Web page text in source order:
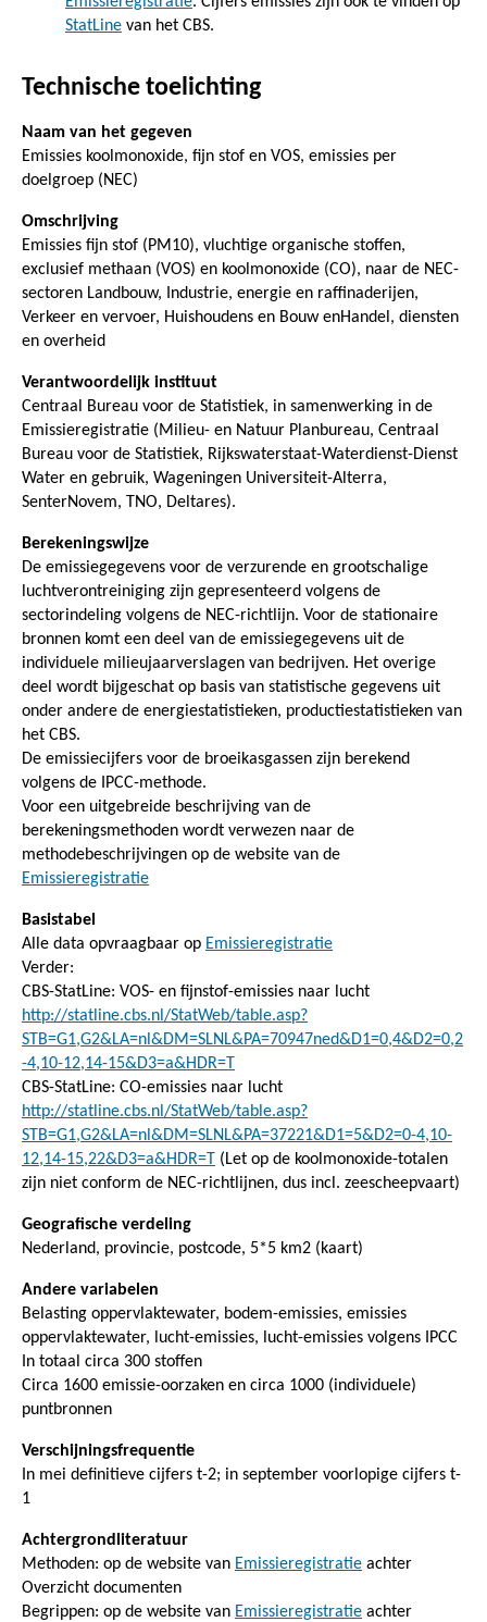
StatLine van het CBS.
Technische toelichting
Naam van het gegeven
Emissies koolmonoxide, fijn stof en VOS, emissies per
doelgroep (NEC)
Omschrijving
Emissies fijn stof (PM10), vluchtige organische stoffen,
exclusief methaan (VOS) en koolmonoxide (CO), naar de NEC-
sectoren Landbouw, Industrie, energie en raffinaderijen,
Verkeer en vervoer, Huishoudens en Bouw enHandel, diensten
en overheid
Verantwoordelijk instituut
Centraal Bureau voor de Statistiek, in samenwerking in de
Emissieregistratie (Milieu- en Natuur Planbureau, Centraal
Bureau voor de Statistiek, Rijkswaterstaat-Waterdienst-Dienst
Water en gebruik, Wageningen Universiteit-Alterra,
SenterNovem, TNO, Deltares).
Berekeningswijze
De emissiegegevens voor de verzurende en grootschalige
luchtverontreiniging zijn gepresenteerd volgens de
sectorindeling volgens de NEC-richtlijn. Voor de stationaire
bronnen komt een deel van de emissiegegevens uit de
individuele milieujaarverslagen van bedrijven. Het overige
deel wordt bijgeschat op basis van statistische gegevens uit
onder andere de energiestatistieken, productiestatistieken van
het CBS.
De emissiecijfers voor de broeikasgassen zijn berekend
volgens de IPCC-methode.
Voor een uitgebreide beschrijving van de
berekeningsmethoden wordt verwezen naar de
methodebeschrijvingen op de website van de
Emissieregistratie
Basistabel
Alle data opvraagbaar op Emissieregistratie
Verder:
CBS-StatLine: VOS- en fijnstof-emissies naar lucht
http://statline.cbs.nl/StatWeb/table.asp?
STB=G1,G2&LA=nl&DM=SLNL&PA=70947ned&D1=0,4&D2=0,2
-4,10-12,14-15&D3=a&HDR=T
CBS-StatLine: CO-emissies naar lucht
http://statline.cbs.nl/StatWeb/table.asp?
STB=G1,G2&LA=nl&DM=SLNL&PA=37221&D1=5&D2=0-4,10-
12,14-15,22&D3=a&HDR=T (Let op de koolmonoxide-totalen
zijn niet conform de NEC-richtlijnen, dus incl. zeescheepvaart)
Geografische verdeling
Nederland, provincie, postcode, 5*5 km2 (kaart)
Andere variabelen
Belasting oppervlaktewater, bodem-emissies, emissies
oppervlaktewater, lucht-emissies, lucht-emissies volgens IPCC
In totaal circa 300 stoffen
Circa 1600 emissie-oorzaken en circa 1000 (individuele)
puntbronnen
Verschijningsfrequentie
In mei definitieve cijfers t-2; in september voorlopige cijfers t-
1
Achtergrondliteratuur
Methoden: op de website van Emissieregistratie achter
Overzicht documenten
Begrippen: op de website van Emissieregistratie achter